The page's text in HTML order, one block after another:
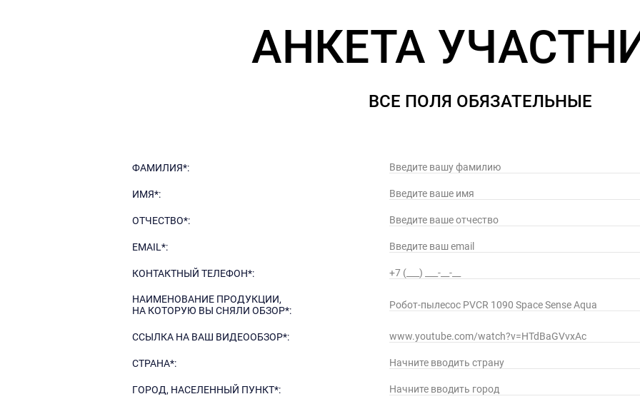
АНКЕТА
ВСЕ ПОЛЯ ОБЯЗАТЕЛЬНЫЕ
ФАМИЛИЯ*:
ИМЯ*:
ОТЧЕСТВО*:
EMAIL*:
КОНТАКТНЫЙ ТЕЛЕФОН*:
НАИМЕНОВАНИЕ ПРОДУКЦИИ,
НА КОТОРУЮ ВЫ СНЯЛИ ОБЗОР*:
ССЫЛКА НА ВАШ ВИДЕООБЗОР*:
СТРАНА*:
ГОРОД, НАСЕЛЕННЫЙ ПУНКТ*: